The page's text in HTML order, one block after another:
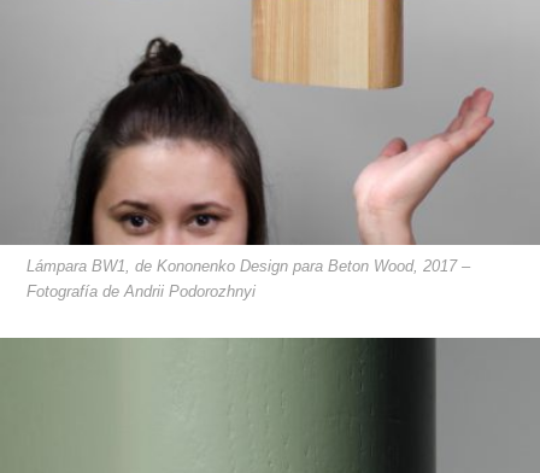
Lámpara BW1, de Kononenko Design para Beton Wood, 2017 –
Fotografía de Andrii Podorozhnyi